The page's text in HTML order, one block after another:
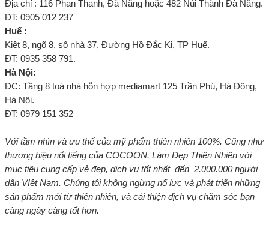
Địa chỉ : 116 Phan Thanh, Đà Nẵng hoặc 482 Núi Thành Đà Nẵng.
ĐT: 0905 012 237
Huế :
Kiệt 8, ngõ 8, số nhà 37, Đường Hồ Đắc Ki, TP Huế.
ĐT: 0935 358 791.
Hà Nội:
ĐC: Tầng 8 toà nhà hỗn hợp mediamart 125 Trần Phú, Hà Đông,
Hà Nội.
ĐT: 0979 151 352
Với tầm nhìn và ưu thế của mỹ phẩm thiên nhiên 100%. Cũng như
thương hiệu nổi tiếng của COCOON. Làm Đẹp Thiên Nhiên với
mục tiêu cung cấp vẻ đẹp, dịch vụ tốt nhất đến 2.000.000 người
dân VIệt Nam. Chúng tôi không ngừng nổ lực và phát triển những
sản phẩm mới từ thiên nhiên, và cải thiện dịch vụ chăm sóc bạn
càng ngày càng tốt hơn.